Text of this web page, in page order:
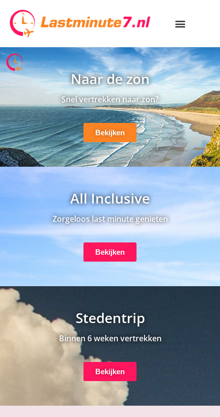
Naar de zon
Snel vertrekken naar zon?
Bekijken
All Inclusive
Zorgeloos last minute genieten
Bekijken
Stedentrip
Binnen 6 weken vertrekken
Bekijken